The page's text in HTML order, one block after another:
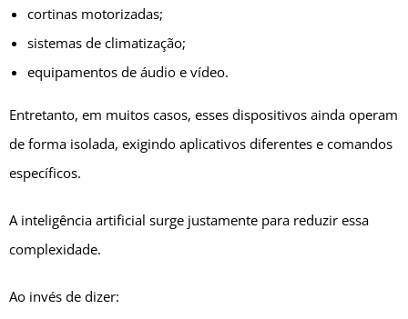
cortinas motorizadas;
sistemas de climatização;
equipamentos de áudio e vídeo.
Entretanto, em muitos casos, esses dispositivos ainda operam
de forma isolada, exigindo aplicativos diferentes e comandos
específicos.
A inteligência artificial surge justamente para reduzir essa
complexidade.
Ao invés de dizer: